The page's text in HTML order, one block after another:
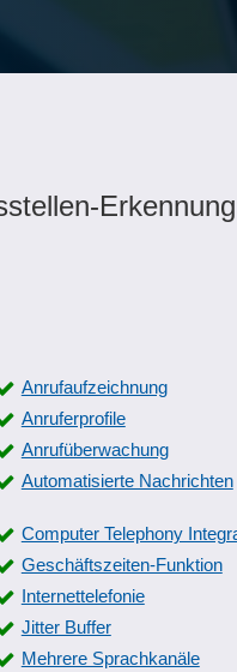
Anrufaufzeichnung
Anruferprofile
Anrufüberwachung
Automatisierte Nachrichten
Computer Telephony
Geschäftszeiten-Funktion
Internettelefonie
Jitter Buffer
Mehrere Sprachkanäle